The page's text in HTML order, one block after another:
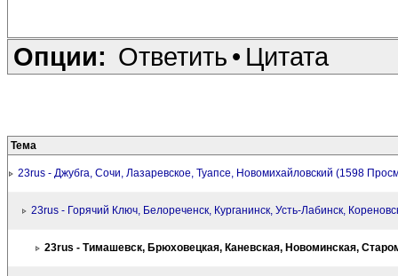
Опции: Ответить • Цитата
Тема
23rus - Джубга, Сочи, Лазаревское, Туапсе, Новомихайловский (1598
23rus - Горячий Ключ, Белореченск, Курганинск, Усть-Лабинск,
23rus - Тимашевск, Брюховецкая, Каневская, Новоминская,